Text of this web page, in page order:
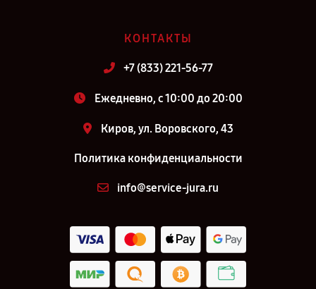
КОНТАКТЫ
+7 (833) 221-56-77
Ежедневно, с 10:00 до 20:00
Киров, ул. Воровского, 43
Политика конфиденциальности
info@service-jura.ru